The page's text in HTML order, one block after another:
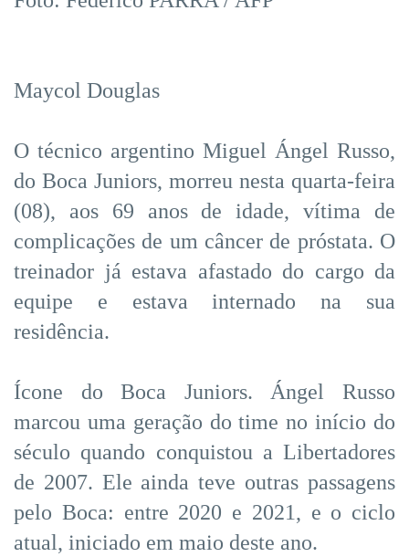
Maycol Douglas
O técnico argentino Miguel Ángel Russo,
do Boca Juniors, morreu nesta quarta-feira
(08), aos 69 anos de idade, vítima de
complicações de um câncer de próstata. O
treinador já estava afastado do cargo da
equipe e estava internado na sua
residência.
Ícone do Boca Juniors. Ángel Russo
marcou uma geração do time no início do
século quando conquistou a Libertadores
de 2007. Ele ainda teve outras passagens
pelo Boca: entre 2020 e 2021, e o ciclo
atual, iniciado em maio deste ano.